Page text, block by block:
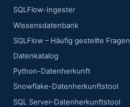
SQLFlow-Ingester
Wissensdatenbank
SQLFlow – Häufig gestellte Fragen
Datenkatalog
Python-Datenherkunft
Snowflake-Datenherkunftstool
SQL Server-Datenherkunftstool